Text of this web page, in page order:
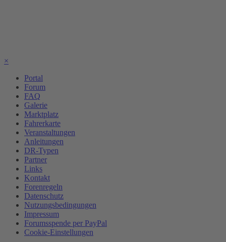
×
Portal
Forum
FAQ
Galerie
Marktplatz
Fahrerkarte
Veranstaltungen
Anleitungen
DR-Typen
Partner
Links
Kontakt
Forenregeln
Datenschutz
Nutzungsbedingungen
Impressum
Forumsspende per PayPal
Cookie-Einstellungen